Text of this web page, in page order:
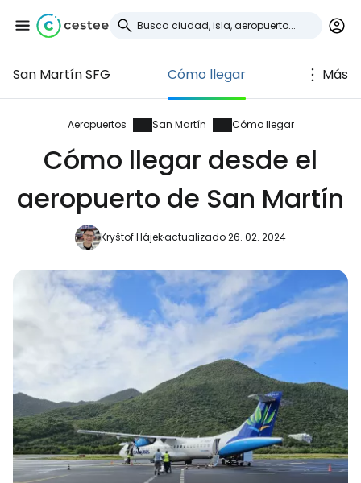
San Martín SFG Cómo llegar Más
Aeropuertos San Martín Cómo llegar
Cómo llegar desde el
aeropuerto de San Martín
Kryštof Hájekactualizado 26. 02. 2024
Iniciar sesión en
Cestee
... la comunidad mundial de viajeros
Continuar con Facebook
Continuar con Email